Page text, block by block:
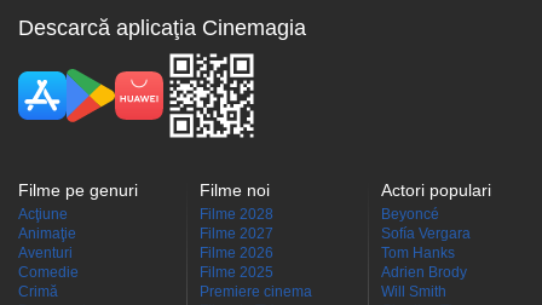
Descarcă aplicaţia Cinemagia
Filme pe genuri
Acţiune
Animaţie
Aventuri
Comedie
Crimă
Filme noi
Filme 2028
Filme 2027
Filme 2026
Filme 2025
Premiere cinema
Actori populari
Beyoncé
Sofía Vergara
Tom Hanks
Adrien Brody
Will Smith